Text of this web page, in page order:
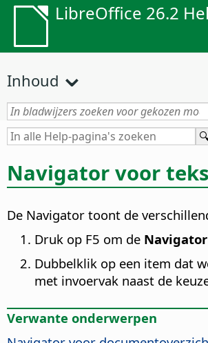
LibreOffice 26.2
Inhoud
Navigator voor
De Navigator toont de
Druk op F5 om de Navigator
Dubbelklik op een item dat
met invoervak naast de
Verwante onderwerpen